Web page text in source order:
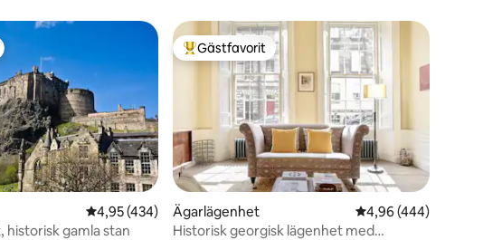
298 omdömen4,95 av 5 i genomsnittligt betyg, 434 omdömen
4,95 (434)
historisk gamla stan
Populär gästfavorit
Gästfavorit
Ägarlägenhet 4,96 av 5 i
4,96 (444)
Historisk georgisk lägenhet med